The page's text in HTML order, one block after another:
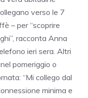
verso le 7
– per “scoprire
racconta Anna
ieri sera. Altri
pomeriggio o
“Mi collego dal
minima e